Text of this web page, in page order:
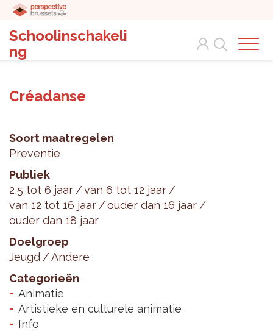
Schoolinschakeli
ng
Search
Créadanse
Soort maatregelen
Preventie
Publiek
2,5 tot 6 jaar
van 6 tot 12 jaar
van 12 tot 16 jaar
ouder dan 16 jaar
ouder dan 18 jaar
Doelgroep
Jeugd
Andere
Categorieën
Animatie
Artistieke en culturele animatie
Info